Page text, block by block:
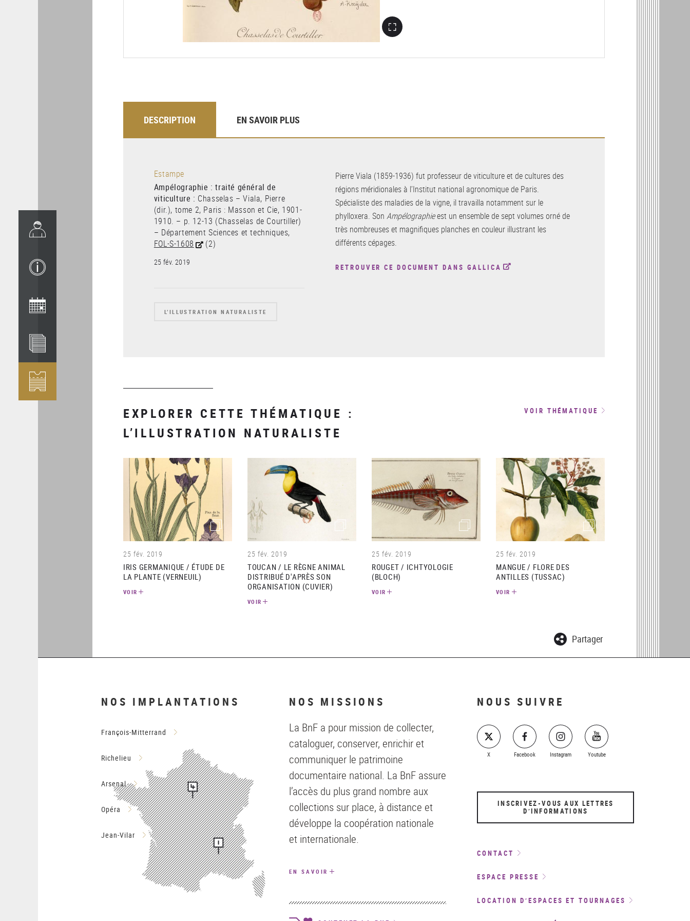
DESCRIPTION EN SAVOIR PLUS
Estampe
Ampélographie : traité général de
viticulture : Chasselas – Viala, Pierre
(dir.), tome 2, Paris : Masson et Cie, 1901-
1910. – p. 12-13 (Chasselas de Courtiller)
– Département Sciences et techniques,
FOL-S-1608
(2)
25 fév. 2019
L’ILLUSTRATION NATURALISTE
Pierre Viala (1859-1936) fut professeur de viticulture et de cultures des
régions méridionales à l’Institut national agronomique de Paris.
Spécialiste des maladies de la vigne, il travailla notamment sur le
phylloxera. SonAmpélographieest un ensemble de sept volumes orné de
très nombreuses et magnifiques planches en couleur illustrant les
différents cépages.
RETROUVER CE DOCUMENT DANS GALLICA
EXPLORER CETTE THÉMATIQUE :
L’ILLUSTRATION NATURALISTE
VOIR THÉMATIQUE
(image)
25 fév. 2019
IRIS GERMANIQUE / ÉTUDE DE
LA PLANTE (VERNEUIL)
VOIR
(image)
25 fév. 2019
TOUCAN / LE RÈGNE ANIMAL
DISTRIBUÉ D'APRÈS SON
ORGANISATION (CUVIER)
VOIR
(image)
25 fév. 2019
ROUGET / ICHTYOLOGIE
(BLOCH)
VOIR
(image)
25 fév. 2019
MANGUE / FLORE DES
ANTILLES (TUSSAC)
VOIR
Partager
NOS IMPLANTATIONS
François-Mitterrand
Richelieu
Arsenal
Opéra
Jean-Vilar
NOS MISSIONS
La BnF a pour mission de collecter,
cataloguer, conserver, enrichir et
communiquer le patrimoine
documentaire national. La BnF assure
l’accès du plus grand nombre aux
collections sur place, à distance et
développe la coopération nationale
et internationale.
EN SAVOIR
NOUS SUIVRE
X Facebook Instagram Youtube
INSCRIVEZ-VOUS AUX LETTRES
D’INFORMATIONS
CONTACT
ESPACE PRESSE
LOCATION D’ESPACES ET TOURNAGES